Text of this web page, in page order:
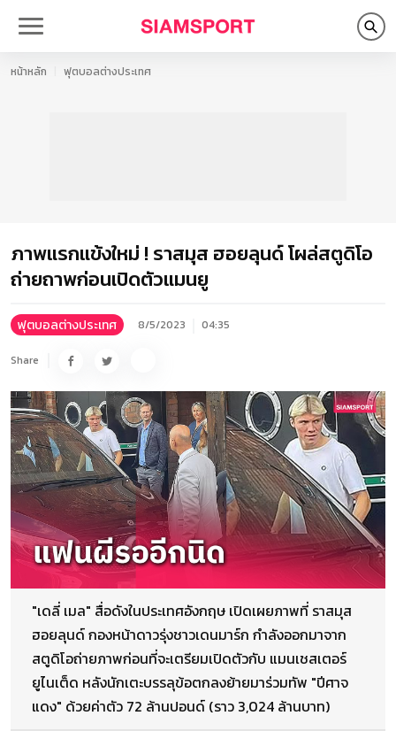
หน้าหลัก ฟุตบอลต่างประเทศ
ภาพแรกแข้งใหม่ ! ราสมุส ฮอยลุนด์ โผล่สตูดิโอ
ถ่ายถาพก่อนเปิดตัวแมนยู
ฟุตบอลต่างประเทศ 8/5/2023 04:35
Share
"เดลี่ เมล" สื่อดังในประเทศอังกฤษ เปิดเผยภาพที่ ราสมุส
ฮอยลุนด์ กองหน้าดาวรุ่งชาวเดนมาร์ก กำลังออกมาจาก
สตูดิโอถ่ายภาพก่อนที่จะเตรียมเปิดตัวกับ แมนเชสเตอร์
ยูไนเต็ด หลังนักเตะบรรลุข้อตกลงย้ายมาร่วมทัพ "ปีศาจ
แดง" ด้วยค่าตัว 72 ล้านปอนด์ (ราว 3,024 ล้านบาท)